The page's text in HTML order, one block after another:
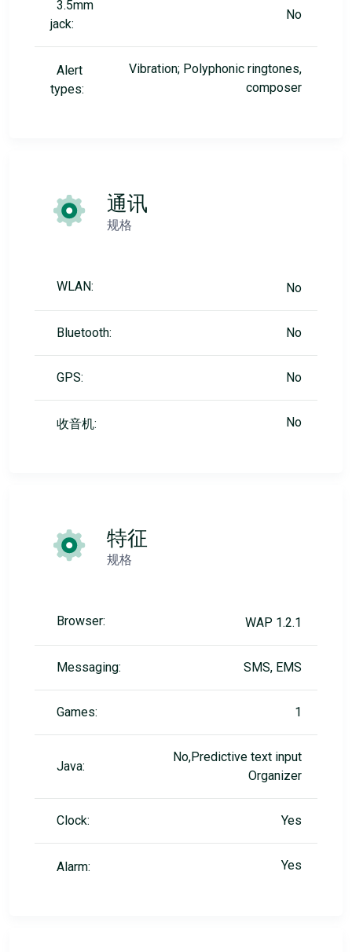
3.5mm
jack:
No
Alert
types:
Vibration; Polyphonic ringtones,
composer
通讯
规格
WLAN: No
Bluetooth: No
GPS: No
收音机: No
特征
规格
Browser: WAP 1.2.1
Messaging: SMS, EMS
Games: 1
Java:
No,Predictive text input
Organizer
Clock: Yes
Alarm: Yes